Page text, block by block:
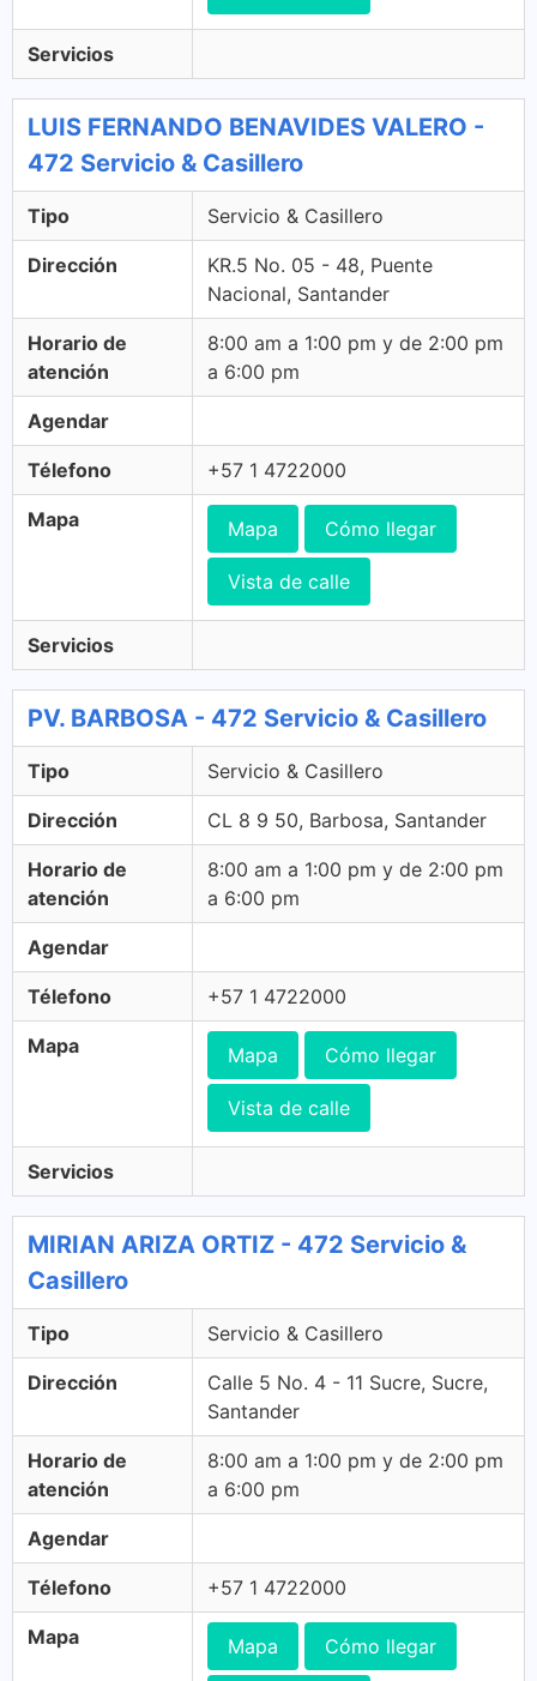
Servicios
LUIS FERNANDO BENAVIDES VALERO -
472 Servicio & Casillero
Tipo Servicio & Casillero
Dirección
KR.5 No. 05 - 48, Puente
Nacional, Santander
Horario de
atención
8:00 am a 1:00 pm y de 2:00 pm
a 6:00 pm
Agendar
Télefono +57 1 4722000
Mapa Mapa Cómo llegar
Vista de calle
Servicios
PV. BARBOSA - 472 Servicio & Casillero
Tipo Servicio & Casillero
Dirección CL 8 9 50, Barbosa, Santander
Horario de
atención
8:00 am a 1:00 pm y de 2:00 pm
a 6:00 pm
Agendar
Télefono +57 1 4722000
Mapa Mapa Cómo llegar
Vista de calle
Servicios
MIRIAN ARIZA ORTIZ - 472 Servicio &
Casillero
Tipo Servicio & Casillero
Dirección
Calle 5 No. 4 - 11 Sucre, Sucre,
Santander
Horario de
atención
8:00 am a 1:00 pm y de 2:00 pm
a 6:00 pm
Agendar
Télefono +57 1 4722000
Mapa Mapa Cómo llegar